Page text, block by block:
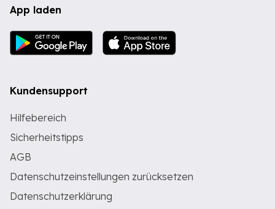
App laden
Kundensupport
Hilfebereich
Sicherheitstipps
AGB
Datenschutzeinstellungen zurücksetzen
Datenschutzerklärung